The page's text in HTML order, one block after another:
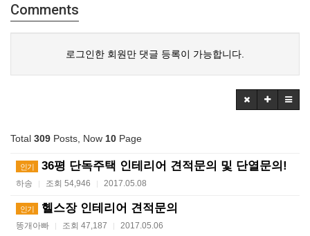
Comments
로그인한 회원만 댓글 등록이 가능합니다.
Total 309 Posts, Now 10 Page
인기 36평 단독주택 인테리어 견적문의 및 단열문의!
하송 | 조회 54,946 | 2017.05.08
인기 헬스장 인테리어 견적문의
똥개아빠 | 조회 47,187 | 2017.05.06